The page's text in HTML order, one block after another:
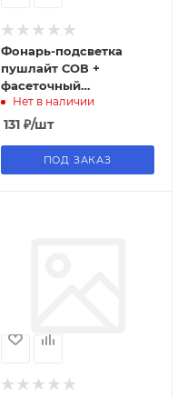
Фонарь-подсветка
пушлайт СОВ +
фасеточный
рефлектор,
самоклеящееся
Нет в наличии
131₽/шт
ПОД ЗАКАЗ